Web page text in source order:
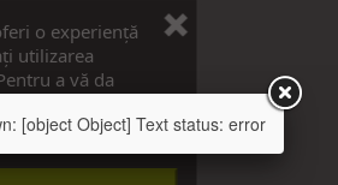
o experiență
utilizarea
a vă da
[object Object] Text status: error